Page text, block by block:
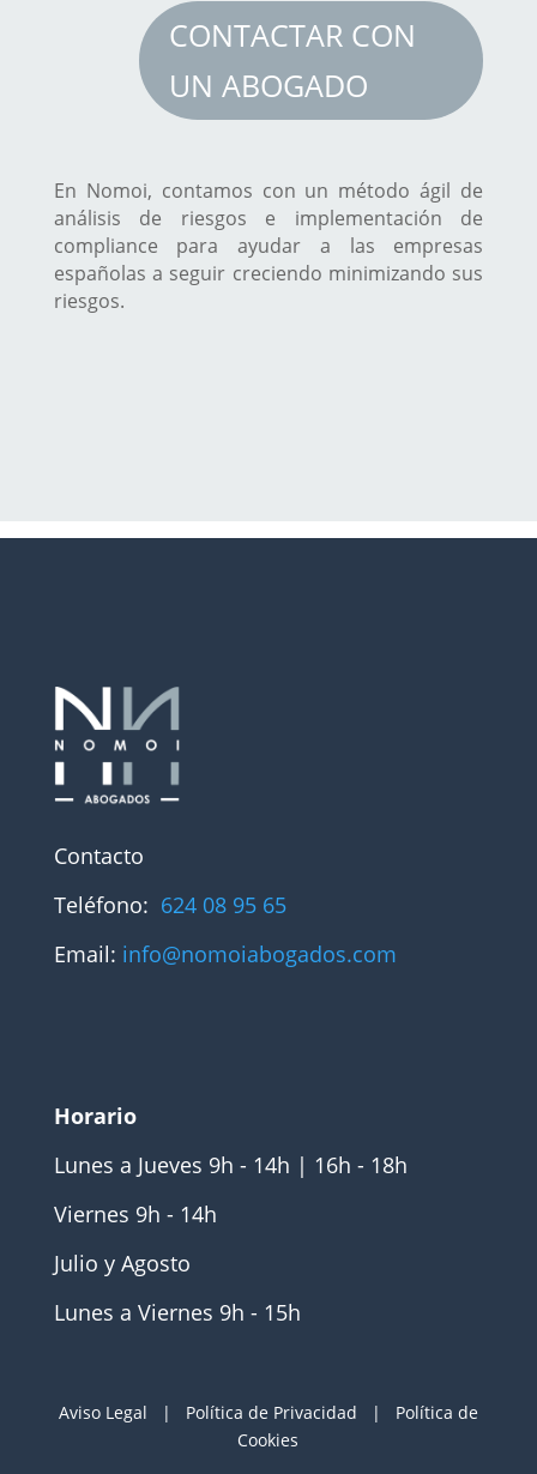
CONTACTAR CON
UN ABOGADO
En Nomoi, contamos con un método ágil de
análisis de riesgos e implementación de
compliance para ayudar a las empresas
españolas a seguir creciendo minimizando sus
riesgos.
Contacto
Teléfono: 624 08 95 65
Email: info@nomoiabogados.com
Horario
Lunes a Jueves 9h - 14h | 16h - 18h
Viernes 9h - 14h
Julio y Agosto
Lunes a Viernes 9h - 15h
Aviso Legal | Política de Privacidad | Política de
Cookies